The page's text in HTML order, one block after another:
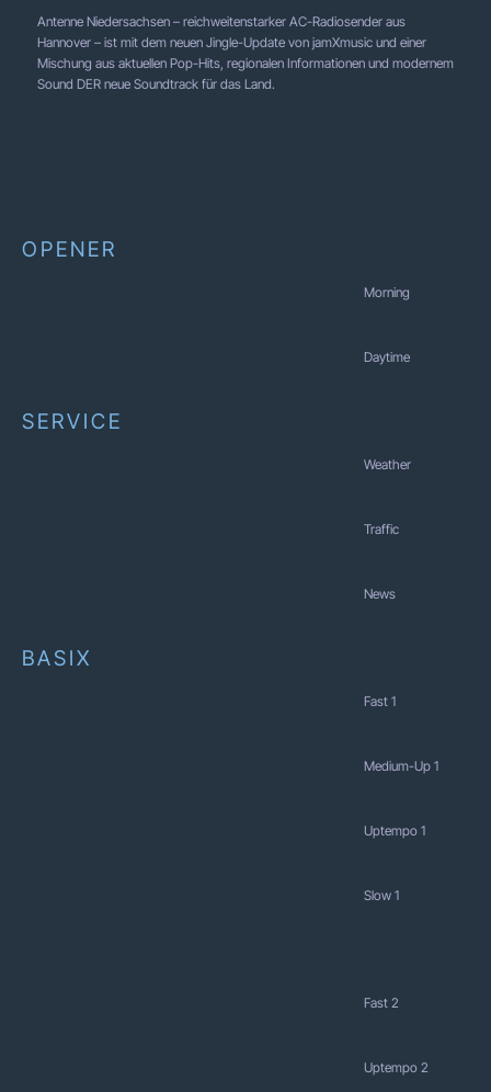
Antenne Niedersachsen – reichweitenstarker AC-Radiosender aus
Hannover – ist mit dem neuen Jingle-Update von jamXmusic und einer
Mischung aus aktuellen Pop-Hits, regionalen Informationen und modernem
Sound DER neue Soundtrack für das Land.
OPENER
Morning
Daytime
SERVICE
Weather
Traffic
News
BASIX
Fast 1
Medium-Up 1
Uptempo 1
Slow 1
Fast 2
Uptempo 2